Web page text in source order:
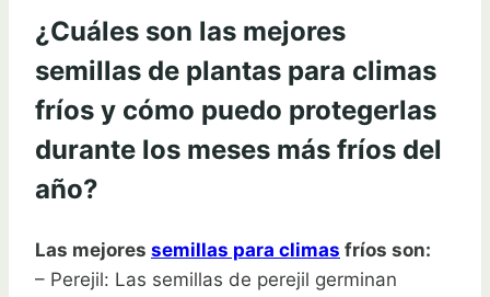
¿Cuáles son las mejores
semillas de plantas para climas
fríos y cómo puedo protegerlas
durante los meses más fríos del
año?
Las mejores semillas para climas fríos son:
– Perejil: Las semillas de perejil germinan